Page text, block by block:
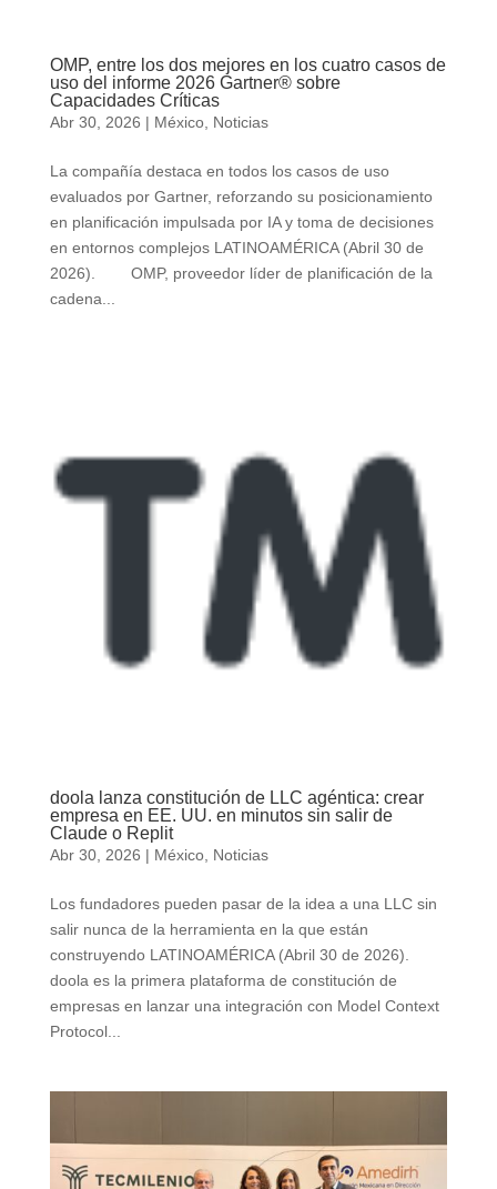
OMP, entre los dos mejores en los cuatro casos de
uso del informe 2026 Gartner® sobre
Capacidades Críticas
Abr 30, 2026 | México, Noticias
La compañía destaca en todos los casos de uso
evaluados por Gartner, reforzando su posicionamiento
en planificación impulsada por IA y toma de decisiones
en entornos complejos LATINOAMÉRICA (Abril 30 de
2026). OMP, proveedor líder de planificación de la
cadena...
doola lanza constitución de LLC agéntica: crear
empresa en EE. UU. en minutos sin salir de
Claude o Replit
Abr 30, 2026 | México, Noticias
Los fundadores pueden pasar de la idea a una LLC sin
salir nunca de la herramienta en la que están
construyendo LATINOAMÉRICA (Abril 30 de 2026).
doola es la primera plataforma de constitución de
empresas en lanzar una integración con Model Context
Protocol...